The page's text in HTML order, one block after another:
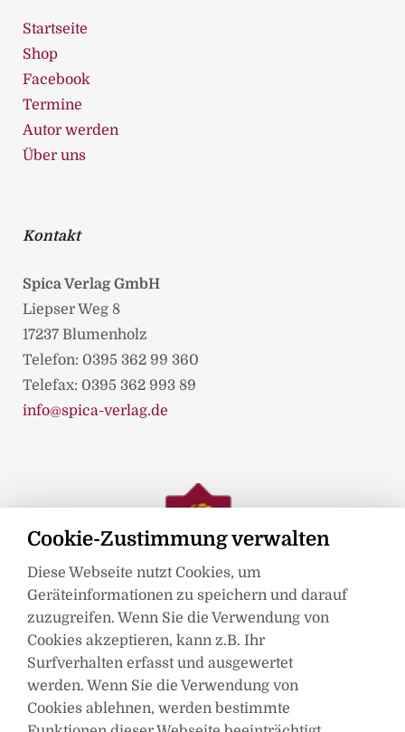
Cookie-Zustimmung verwalten
Diese Webseite nutzt Cookies, um
Geräteinformationen zu speichern und darauf
zuzugreifen. Wenn Sie die Verwendung von
Cookies akzeptieren, kann z.B. Ihr
Surfverhalten erfasst und ausgewertet
werden. Wenn Sie die Verwendung von
Cookies ablehnen, werden bestimmte
Startseite
Shop
Facebook
Termine
Autor werden
Über uns
Kontakt
Spica Verlag GmbH
Liepser Weg 8
17237 Blumenholz
Telefon: 0395 362 99 360
Telefax: 0395 362 993 89
info@spica-verlag.de
Mitglied im